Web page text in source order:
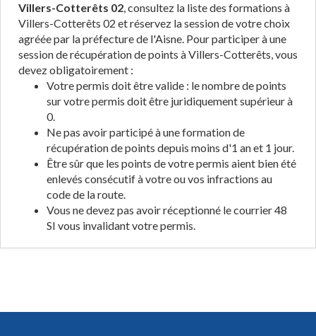
Villers-Cotterêts 02, consultez la liste des formations à
Villers-Cotterêts 02 et réservez la session de votre choix
agréée par la préfecture de l'Aisne. Pour participer à une
session de récupération de points à Villers-Cotterêts, vous
devez obligatoirement :
Votre permis doit être valide : le nombre de points
sur votre permis doit être juridiquement supérieur à
0.
Ne pas avoir participé à une formation de
récupération de points depuis moins d'1 an et 1 jour.
Être sûr que les points de votre permis aient bien été
enlevés consécutif à votre ou vos infractions au
code de la route.
Vous ne devez pas avoir réceptionné le courrier 48
SI vous invalidant votre permis.